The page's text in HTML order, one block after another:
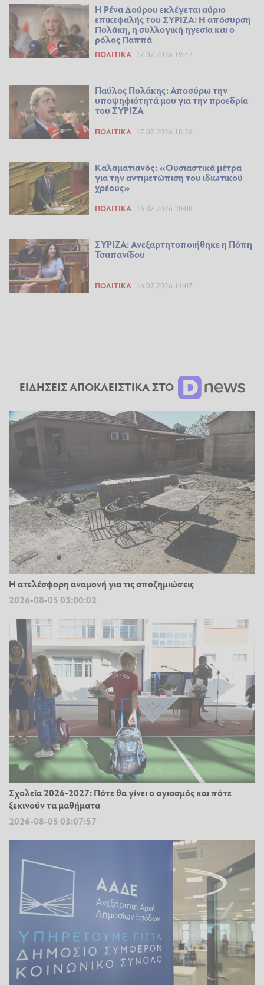
Η Ρένα Δούρου εκλέγεται αύριο
επικεφαλής του ΣΥΡΙΖΑ: Η απόσυρση
Πολάκη, η συλλογική ηγεσία και ο
ρόλος Παππά
ΠΟΛΙΤΙΚΆ 17.07.2026 19:47
Παύλος Πολάκης: Αποσύρω την
υποψηφιότητά μου για την προεδρία
του ΣΥΡΙΖΑ
ΠΟΛΙΤΙΚΆ 17.07.2026 18:26
Καλαματιανός: «Ουσιαστικά μέτρα
για την αντιμετώπιση του ιδιωτικού
χρέους»
ΠΟΛΙΤΙΚΆ 16.07.2026 20:08
ΣΥΡΙΖΑ: Ανεξαρτητοποιήθηκε η Πόπη
Τσαπανίδου
ΠΟΛΙΤΙΚΆ 16.07.2026 11:07
ΕΙΔΗΣΕΙΣ ΑΠΟΚΛΕΙΣΤΙΚΑ ΣΤΟ
Η ατελέσφορη αναμονή για τις αποζημιώσεις
2026-08-05 03:00:02
Σχολεία 2026-2027: Πότε θα γίνει ο αγιασμός και πότε
ξεκινούν τα μαθήματα
2026-08-05 03:07:57